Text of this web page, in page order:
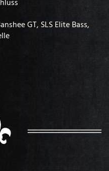
GT, SLS Elite Bass,